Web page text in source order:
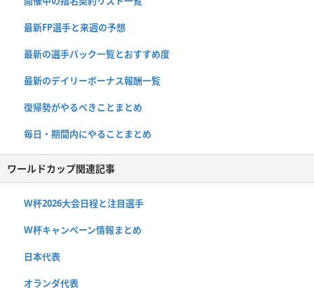
最新FP選手と来週の予想
最新の選手パック一覧とおすすめ度
最新のデイリーボーナス報酬一覧
復帰勢がやるべきことまとめ
毎日・期間内にやることまとめ
ワールドカップ関連記事
W杯2026大会日程と注目選手
W杯キャンペーン情報まとめ
日本代表
オランダ代表